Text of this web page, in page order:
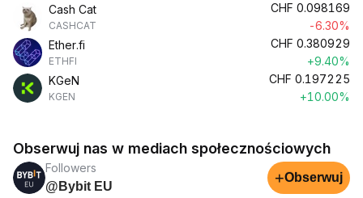
Cash Cat
CASHCAT
CHF 0.098169
-6.30%
Ether.fi
ETHFI
CHF 0.380929
+9.40%
KGeN
KGEN
CHF 0.197225
+10.00%
Obserwuj nas w mediach społecznościowych
Followers
@Bybit EU
+Obserwuj